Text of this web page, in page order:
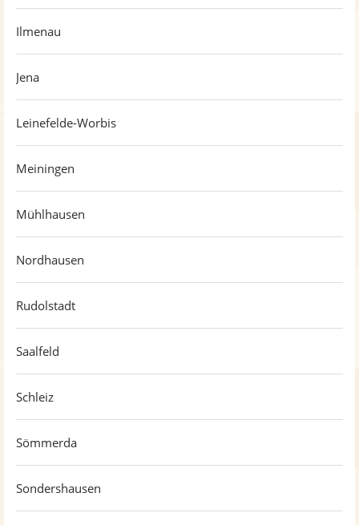
Ilmenau
Jena
Leinefelde-Worbis
Meiningen
Mühlhausen
Nordhausen
Rudolstadt
Saalfeld
Schleiz
Sömmerda
Sondershausen